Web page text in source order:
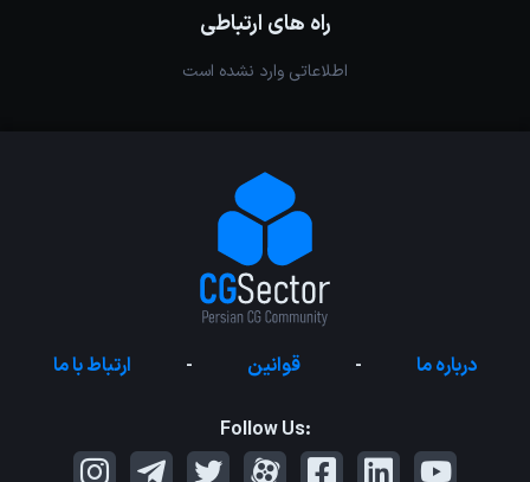
راه های ارتباطی
اطلاعاتی وارد نشده است
درباره ما - قوانین - ارتباط با ما
Follow Us: